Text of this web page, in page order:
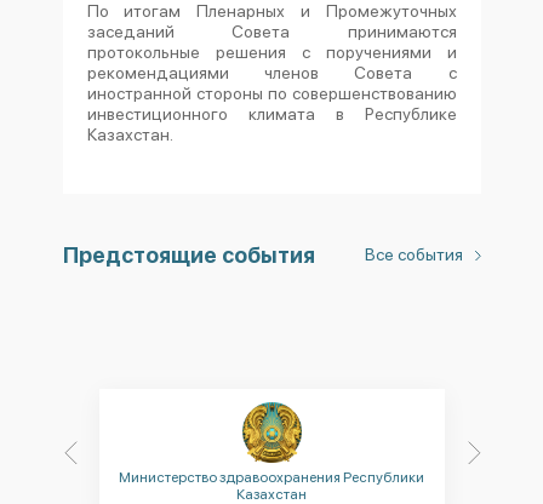
По итогам Пленарных и Промежуточных
заседаний Совета принимаются
протокольные решения с поручениями и
рекомендациями членов Совета с
иностранной стороны по совершенствованию
инвестиционного климата в Республике
Казахстан.
Предстоящие события Все события
Министерство здравоохранения Республики
Казахстан